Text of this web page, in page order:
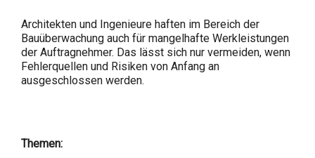
Architekten und Ingenieure haften im Bereich der
Bauüberwachung auch für mangelhafte Werkleistungen
der Auftragnehmer. Das lässt sich nur vermeiden, wenn
Fehlerquellen und Risiken von Anfang an
ausgeschlossen werden.
Themen: